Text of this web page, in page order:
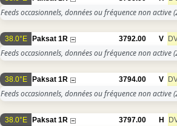
Feeds occasionnels, données ou fréquence non active
38.0°E Paksat 1R 3792.00 V
Feeds occasionnels, données ou fréquence non active
38.0°E Paksat 1R 3794.00 V
Feeds occasionnels, données ou fréquence non active
38.0°E Paksat 1R 3797.00 H